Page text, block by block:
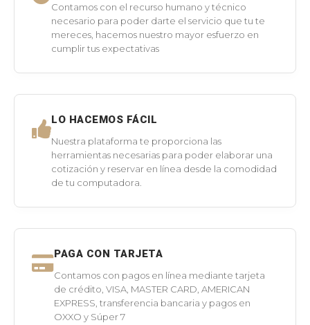
Contamos con el recurso humano y técnico
necesario para poder darte el servicio que tu te
mereces, hacemos nuestro mayor esfuerzo en
cumplir tus expectativas
LO HACEMOS FÁCIL
Nuestra plataforma te proporciona las
herramientas necesarias para poder elaborar una
cotización y reservar en línea desde la comodidad
de tu computadora.
PAGA CON TARJETA
Contamos con pagos en línea mediante tarjeta
de crédito, VISA, MASTER CARD, AMERICAN
EXPRESS, transferencia bancaria y pagos en
OXXO y Súper 7